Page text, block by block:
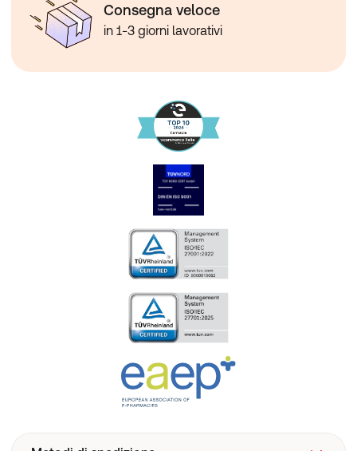
Consegna veloce
in 1-3 giorni lavorativi